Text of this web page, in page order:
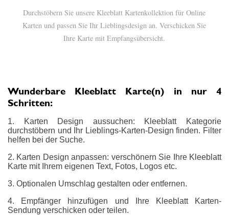
Durchstöbern Sie unsere Kleeblatt Kartenkollektion für Online
Karten und passen Sie Ihr Lieblingsdesign an. Verschicken Sie
Ihre Karte mit Empfangsübersicht.
Wunderbare Kleeblatt Karte(n) in nur 4
Schritten:
1. Karten Design aussuchen: Kleeblatt Kategorie
durchstöbern und Ihr Lieblings-Karten-Design finden. Filter
helfen bei der Suche.
2. Karten Design anpassen: verschönern Sie Ihre Kleeblatt
Karte mit Ihrem eigenen Text, Fotos, Logos etc.
3. Optionalen Umschlag gestalten oder entfernen.
4. Empfänger hinzufügen und Ihre Kleeblatt Karten-
Sendung verschicken oder teilen.